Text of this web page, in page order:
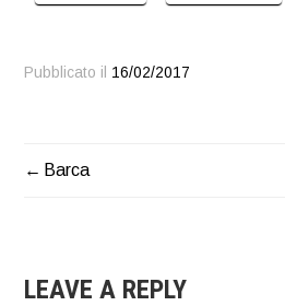
Pubblicato il 16/02/2017
NAVIGAZIONE
Barca
LEAVE A REPLY